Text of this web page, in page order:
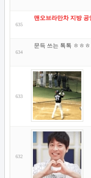
635
맨오브라만차 지방
634
문득 쓰는 톡톡 ㅎㅎㅎ
633
632